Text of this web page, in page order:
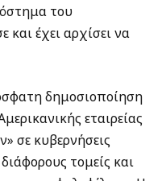
του
και έχει αρχίσει να
δημοσιοποίηση
εταιρείας
σε κυβερνήσεις
τομείς και